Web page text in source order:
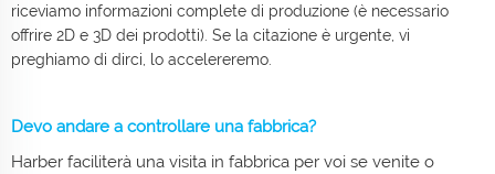
riceviamo informazioni complete di produzione (è necessario
offrire 2D e 3D dei prodotti). Se la citazione è urgente, vi
preghiamo di dirci, lo accelereremo.
Devo andare a controllare una fabbrica?
Harber faciliterà una visita in fabbrica per voi se venite o